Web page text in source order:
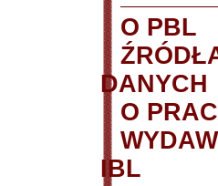
O PBL
DANYCH
O
IBL